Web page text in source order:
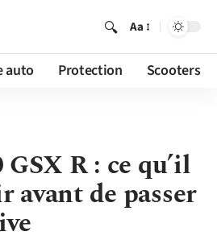
Aa
auto Protection Scooters
R : ce qu’il
avant de passer